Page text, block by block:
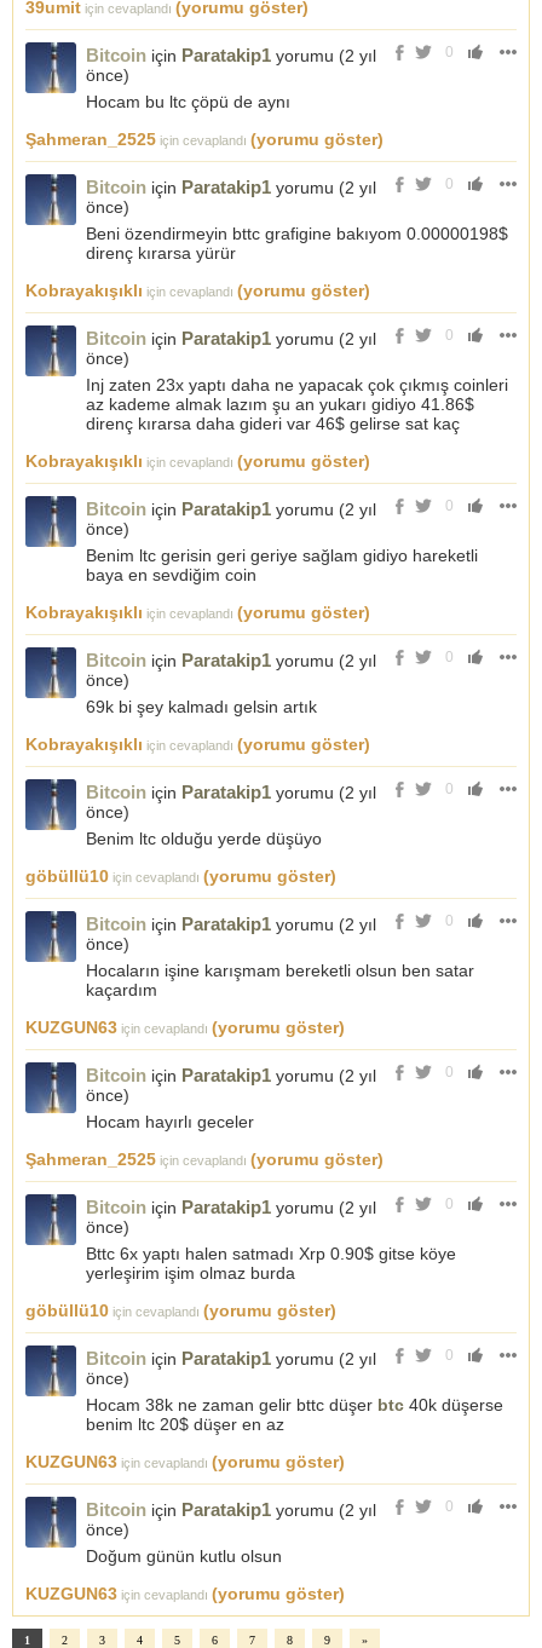
39umit için cevaplandı (yorumu göster)
0
Bitcoin için Paratakip1 yorumu (2 yıl
önce)
Hocam bu ltc çöpü de aynı
Şahmeran_2525 için cevaplandı (yorumu göster)
0
Bitcoin için Paratakip1 yorumu (2 yıl
önce)
Beni özendirmeyin bttc grafigine bakıyom 0.00000198$
direnç kırarsa yürür
Kobrayakışıklı için cevaplandı (yorumu göster)
0
Bitcoin için Paratakip1 yorumu (2 yıl
önce)
Inj zaten 23x yaptı daha ne yapacak çok çıkmış coinleri
az kademe almak lazım şu an yukarı gidiyo 41.86$
direnç kırarsa daha gideri var 46$ gelirse sat kaç
Kobrayakışıklı için cevaplandı (yorumu göster)
0
Bitcoin için Paratakip1 yorumu (2 yıl
önce)
Benim ltc gerisin geri geriye sağlam gidiyo hareketli
baya en sevdiğim coin
Kobrayakışıklı için cevaplandı (yorumu göster)
0
Bitcoin için Paratakip1 yorumu (2 yıl
önce)
69k bi şey kalmadı gelsin artık
Kobrayakışıklı için cevaplandı (yorumu göster)
0
Bitcoin için Paratakip1 yorumu (2 yıl
önce)
Benim ltc olduğu yerde düşüyo
göbüllü10 için cevaplandı (yorumu göster)
0
Bitcoin için Paratakip1 yorumu (2 yıl
önce)
Hocaların işine karışmam bereketli olsun ben satar
kaçardım
KUZGUN63 için cevaplandı (yorumu göster)
0
Bitcoin için Paratakip1 yorumu (2 yıl
önce)
Hocam hayırlı geceler
Şahmeran_2525 için cevaplandı (yorumu göster)
0
Bitcoin için Paratakip1 yorumu (2 yıl
önce)
Bttc 6x yaptı halen satmadı Xrp 0.90$ gitse köye
yerleşirim işim olmaz burda
göbüllü10 için cevaplandı (yorumu göster)
0
Bitcoin için Paratakip1 yorumu (2 yıl
önce)
Hocam 38k ne zaman gelir bttc düşer btc 40k düşerse
benim ltc 20$ düşer en az
KUZGUN63 için cevaplandı (yorumu göster)
0
Bitcoin için Paratakip1 yorumu (2 yıl
önce)
Doğum günün kutlu olsun
KUZGUN63 için cevaplandı (yorumu göster)
1 2 3 4 5 6 7 8 9 »